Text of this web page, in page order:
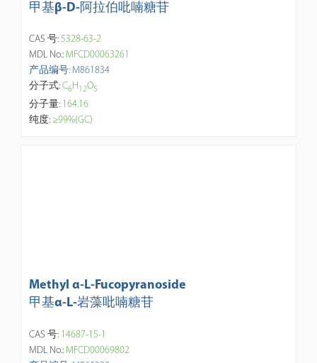
甲基β-D-阿拉伯吡喃糖苷
CAS 号:5328-63-2
MDL No.: MFCD00063261
产品编号: M861834
分子式:C6H 12O5
分子量: 164.16
纯度: ≥99%(GC)
Methyl α-L-Fucopyranoside
甲基α-L-岩藻吡喃糖苷
CAS 号: 14687-15-1
MDL No.: MFCD00069802